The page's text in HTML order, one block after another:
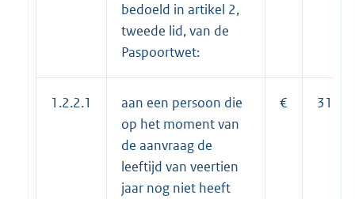
bedoeld in artikel 2,
tweede lid, van de
Paspoortwet:
1.2.2.1
aan een persoon die
op het moment van
de aanvraag de
leeftijd van veertien
jaar nog niet heeft
€ 31,85